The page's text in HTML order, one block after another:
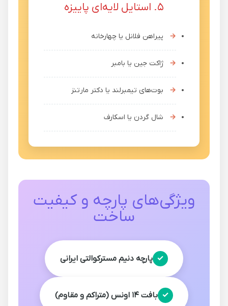
۵. استایل لایه‌ای پاییزه
پیراهن فلانل یا چهارخانه
ژاکت جین یا بامبر
بوت‌های تیمبرلند یا دکتر مارتنز
شال گردن یا اسکارف
ویژگی‌های پارچه و کیفیت
ساخت
پارچه دنیم مسترکوالتی ایرانی
بافت ۱۴ اونس (متراکم و مقاوم)